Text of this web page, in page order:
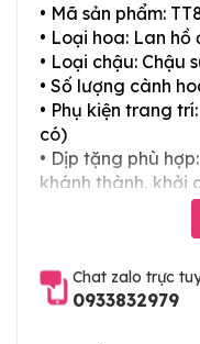
• Mã sản phẩm:
• Loại hoa: Lan
• Loại chậu: Chậu
• Số lượng cành
• Phụ kiện trang
có)
• Dịp tặng phù
khánh thành, khởi
thọ, mừng cưới,
Chat zalo trực
0933832979